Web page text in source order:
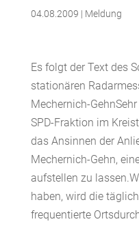
04.08.2009 | Meldung
Es folgt der Text des
stationären
Mechernich-
SPD-Fraktion im
das Ansinnen der
Mechernich-Gehn,
aufstellen zu
haben, wird die
frequentierte